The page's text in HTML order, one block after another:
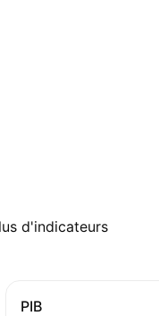
d'indicateurs
PIB